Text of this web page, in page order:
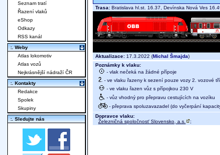
Trasa: Bratislava hl.st. 16.37, Devínska Nová Ves
Aktualizace: 17.3.2022 (Michal Šmajda)
Poznámky k vlaku:
- vlak nečeká na žádné přípoje
- ve vlaku řazeny k sezení pouze vozy 2. vozové
- ve vlaku řazen vůz s přípojkou 230 V
- vůz vhodný pro přepravu cestujících na vozíku
- přeprava spoluzavazadel (do vyčerpání
Dopravce vlaku:
Železničná spoločnosť Slovensko, a.s.
;
Seznam tratí
Řazení vlaků
eShop
Odkazy
RSS kanál
:. Weby
Atlas lokomotiv
Atlas vozů
Nejkrásnější nádraží ČR
:. Kontakty
Redakce
Spolek
Skupiny
:. Sledujte nás